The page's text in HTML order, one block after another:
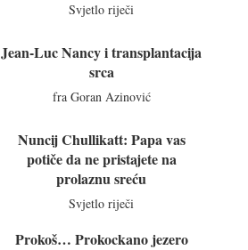
Svjetlo riječi
Jean-Luc Nancy i transplantacija
srca
fra Goran Azinović
Nuncij Chullikatt: Papa vas
potiče da ne pristajete na
prolaznu sreću
Svjetlo riječi
Prokoš… Prokockano jezero